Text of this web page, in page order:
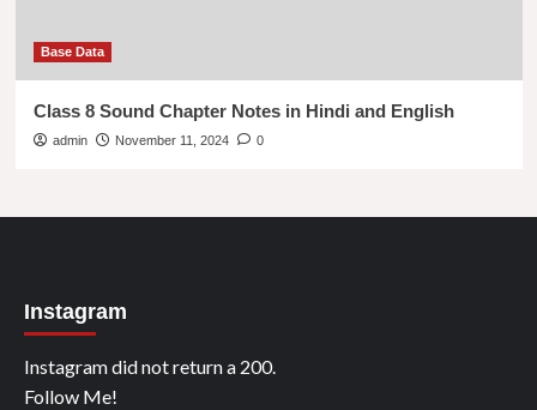
Base Data
Class 8 Sound Chapter Notes in Hindi and English
admin November 11, 2024 0
Instagram
Instagram did not return a 200.
Follow Me!